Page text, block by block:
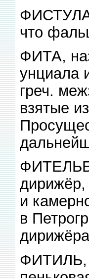
что
ФИТА,
унциала
греч.
взятые
дирижёр,
и
в
ФИТИЛЬ,